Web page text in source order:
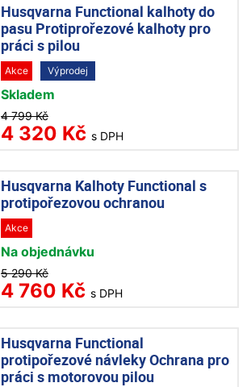
Husqvarna Functional kalhoty do
pasu Protiprořezové kalhoty pro
práci s pilou
Akce Výprodej
Skladem
4 799 Kč
4 320 Kč s DPH
Husqvarna Kalhoty Functional s
protipořezovou ochranou
Akce
Na objednávku
5 290 Kč
4 760 Kč s DPH
Husqvarna Functional
protipořezové návleky Ochrana pro
práci s motorovou pilou